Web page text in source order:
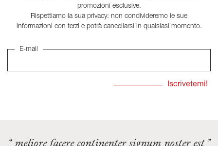
promozioni esclusive.
Rispettiamo la sua privacy: non condivideremo le sue
informazioni con terzi e potrà cancellarsi in qualsiasi momento.
E-mail
“ meliore facere continenter signum noster est ”